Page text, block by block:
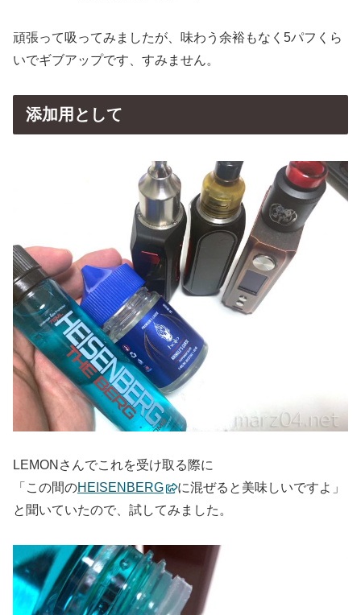
頑張って吸ってみましたが、味わう余裕もなく5パフくら
いでギブアップです、すみません。
添加用として
LEMONさんでこれを受け取る際に
「この間のHEISENBERG
に混ぜると美味しいですよ」
と聞いていたので、試してみました。